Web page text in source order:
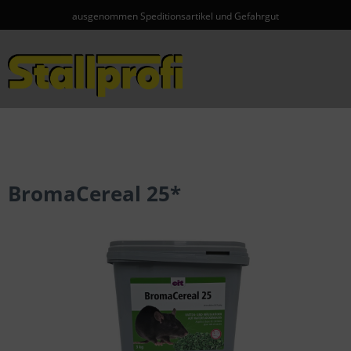
ausgenommen Speditionsartikel und Gefahrgut
BromaCereal 25*